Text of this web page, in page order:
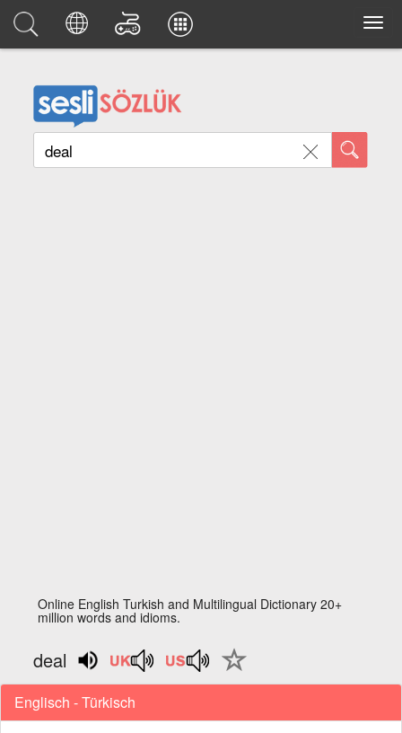
Online English Turkish and Multilingual Dictionary 20+
million words and idioms.
deal
Englisch - Türkisch